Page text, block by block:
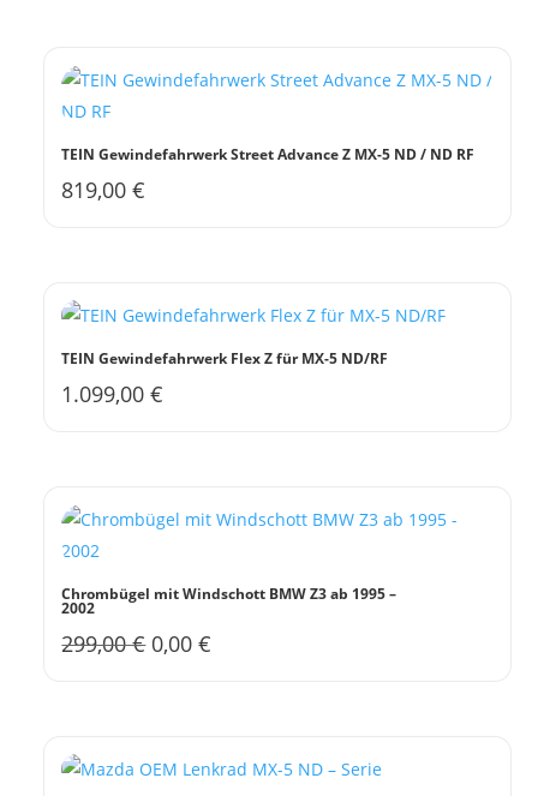
TEIN Gewindefahrwerk Street Advance Z MX-5 ND / ND RF
819,00€
TEIN Gewindefahrwerk Flex Z für MX-5 ND/RF
1.099,00€
Chrombügel mit Windschott BMW Z3 ab 1995 –
2002
299,00€ Ursprünglicher
0,00€